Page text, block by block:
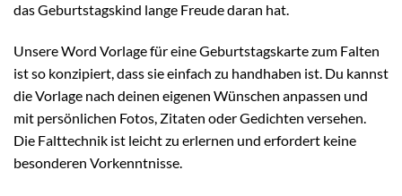
das Geburtstagskind lange Freude daran hat.
Unsere Word Vorlage für eine Geburtstagskarte zum Falten
ist so konzipiert, dass sie einfach zu handhaben ist. Du kannst
die Vorlage nach deinen eigenen Wünschen anpassen und
mit persönlichen Fotos, Zitaten oder Gedichten versehen.
Die Falttechnik ist leicht zu erlernen und erfordert keine
besonderen Vorkenntnisse.